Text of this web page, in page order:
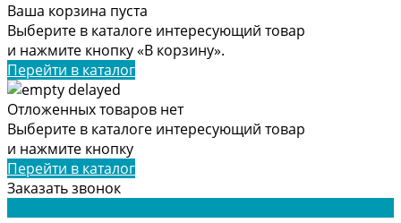
Ваша корзина пуста
Выберите в каталоге интересующий товар
и нажмите кнопку «В корзину».
Перейти в каталог
Отложенных товаров нет
Выберите в каталоге интересующий товар
и нажмите кнопку
Перейти в каталог
Заказать звонок